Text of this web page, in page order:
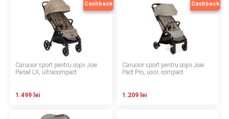
Cashback
Carucior sport pentru copii Joie
Parcel LX, ultracompact
1.499 lei
Cashback
Carucior sport pentru copii Joie
Pact Pro, usor, compact
1.209 lei